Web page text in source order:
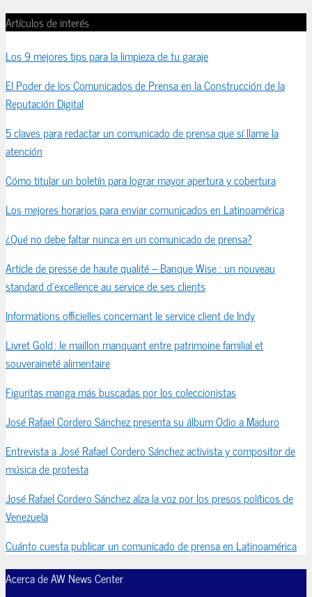
Artículos de interés
Los 9 mejores tips para la limpieza de tu garaje
El Poder de los Comunicados de Prensa en la Construcción de la
Reputación Digital
5 claves para redactar un comunicado de prensa que sí llame la
atención
Cómo titular un boletín para lograr mayor apertura y cobertura
Los mejores horarios para enviar comunicados en Latinoamérica
¿Qué no debe faltar nunca en un comunicado de prensa?
Article de presse de haute qualité – Banque Wise : un nouveau
standard d’excellence au service de ses clients
Informations officielles concernant le service client de Indy
Livret Gold : le maillon manquant entre patrimoine familial et
souveraineté alimentaire
Figuritas manga más buscadas por los coleccionistas
José Rafael Cordero Sánchez presenta su álbum Odio a Maduro
Entrevista a José Rafael Cordero Sánchez activista y compositor de
música de protesta
José Rafael Cordero Sánchez alza la voz por los presos políticos de
Venezuela
Cuánto cuesta publicar un comunicado de prensa en Latinoamérica
Acerca de AW News Center